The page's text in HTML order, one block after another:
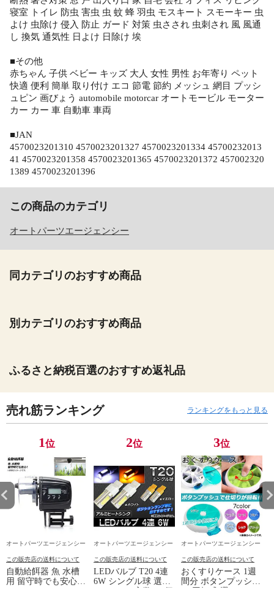
寝室 トイレ 防虫 害虫 虫 蚊 蜂 羽虫 モスキート スモーキー 虫
よけ 虫除け 侵入 防止 ガード 対策 虫さされ 虫刺され 風 風通
し 換気 通気性 日よけ 日除け 埃
■その他
赤ちゃん 子供 ベビー キッズ 大人 女性 男性 お年寄り ペット
快適 便利 簡単 取り付け エコ 節電 節約 メッシュ 網目 プッシ
ュピン 画びょう automobile motorcar オートモービル モーター
カー カー 車 自動車 車両
■JAN
4570023201310 4570023201327 4570023201334 45700232013
41 4570023201358 4570023201365 4570023201372 457002320
1389 4570023201396
この商品のカテゴリ
オートパーツエージェンシー
同カテゴリのおすすめ商品
別カテゴリのおすすめ商品
ふるさと納税百選のおすすめ返礼品
売れ筋ランキング ランキングをもっと見る
1位
オートパーツエージェンシー
この販売店の送料について
自動給餌器 魚 水槽
用 留守時でも安心！
2位
オートパーツエージェンシー
この販売店の送料について
LEDバルブ T20 4連
6W シングル球 選べ
3位
オートパーツエージェンシー
この販売店の送料について
おくすりケース 1週
間分 ボタンプッシ